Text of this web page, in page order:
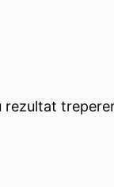
rezultat